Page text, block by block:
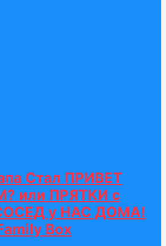
Стал ПРИВЕТ
или ПРЯТКИ с
у НАС ДОМА!
Box